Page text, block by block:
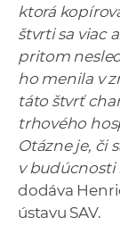
ktorá
štvrti sa viac
pritom
ho menila v
táto štvrť
trhového
Otázne je, či
v
dodáva
ústavu SAV.